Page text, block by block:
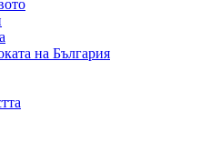
на България